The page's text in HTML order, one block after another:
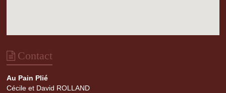
Contact
Au Pain Plié
Cécile et David ROLLAND